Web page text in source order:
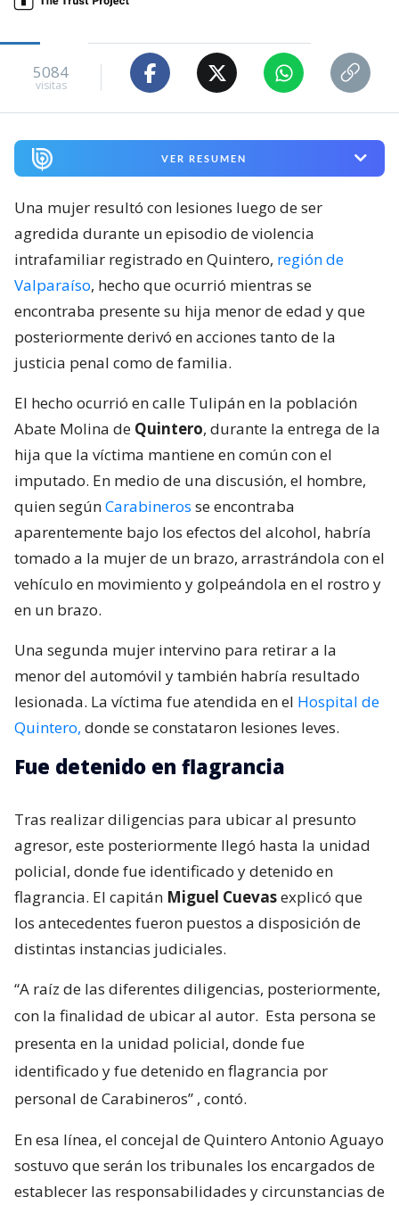
5084
visitas
VER RESUMEN
Una mujer resultó con lesiones luego de ser
agredida durante un episodio de violencia
intrafamiliar registrado en Quintero, región de
Valparaíso, hecho que ocurrió mientras se
encontraba presente su hija menor de edad y que
posteriormente derivó en acciones tanto de la
justicia penal como de familia.
El hecho ocurrió en calle Tulipán en la población
Abate Molina de Quintero, durante la entrega de la
hija que la víctima mantiene en común con el
imputado. En medio de una discusión, el hombre,
quien segúnCarabineros se encontraba
aparentemente bajo los efectos del alcohol, habría
tomado a la mujer de un brazo, arrastrándola con el
vehículo en movimiento y golpeándola en el rostro y
en un brazo.
Una segunda mujer intervino para retirar a la
menor del automóvil y también habría resultado
lesionada. La víctima fue atendida en el Hospital de
Quintero, donde se constataron lesiones leves.
Fue detenido en flagrancia
Tras realizar diligencias para ubicar al presunto
agresor, este posteriormente llegó hasta la unidad
policial, donde fue identificado y detenido en
flagrancia. El capitán Miguel Cuevasexplicó que
los antecedentes fueron puestos a disposición de
distintas instancias judiciales.
“A raíz de las diferentes diligencias, posteriormente,
con la finalidad de ubicar al autor. Esta persona se
presenta en la unidad policial, donde fue
identificado y fue detenido en flagrancia por
personal de Carabineros” , contó.
En esa línea, el concejal de Quintero Antonio Aguayo
sostuvo que serán los tribunales los encargados de
establecer las responsabilidades y circunstancias de